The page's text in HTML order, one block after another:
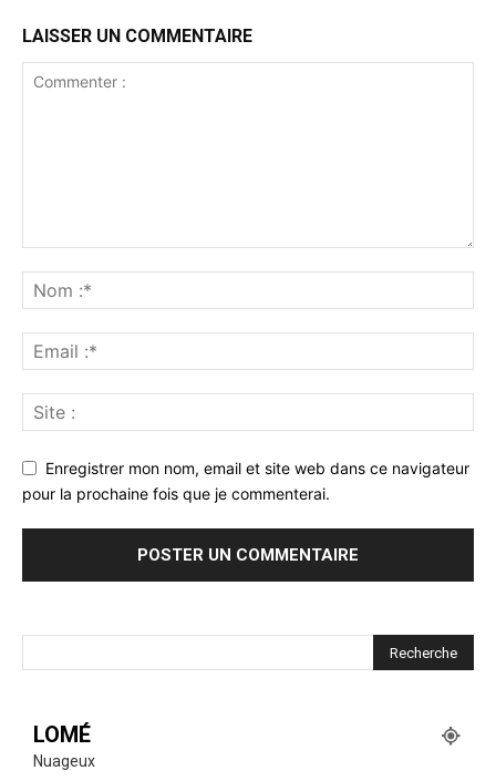
LAISSER UN COMMENTAIRE
Enregistrer mon nom, email et site web dans ce navigateur
pour la prochaine fois que je commenterai.
LOMÉ
Nuageux